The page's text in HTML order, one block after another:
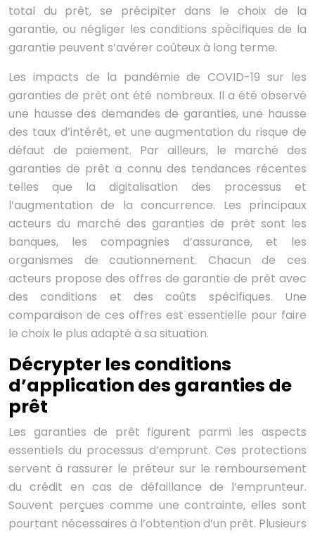
total du prêt, se précipiter dans le choix de la
garantie, ou négliger les conditions spécifiques de la
garantie peuvent s’avérer coûteux à long terme.
Les impacts de la pandémie de COVID-19 sur les
garanties de prêt ont été nombreux. Il a été observé
une hausse des demandes de garanties, une hausse
des taux d’intérêt, et une augmentation du risque de
défaut de paiement. Par ailleurs, le marché des
garanties de prêt a connu des tendances récentes
telles que la digitalisation des processus et
l’augmentation de la concurrence. Les principaux
acteurs du marché des garanties de prêt sont les
banques, les compagnies d’assurance, et les
organismes de cautionnement. Chacun de ces
acteurs propose des offres de garantie de prêt avec
des conditions et des coûts spécifiques. Une
comparaison de ces offres est essentielle pour faire
le choix le plus adapté à sa situation.
Décrypter les conditions
d’application des garanties de
prêt
Les garanties de prêt figurent parmi les aspects
essentiels du processus d’emprunt. Ces protections
servent à rassurer le prêteur sur le remboursement
du crédit en cas de défaillance de l’emprunteur.
Souvent perçues comme une contrainte, elles sont
pourtant nécessaires à l’obtention d’un prêt. Plusieurs